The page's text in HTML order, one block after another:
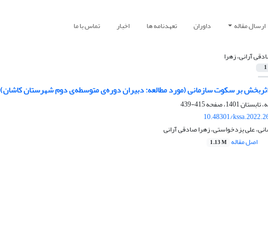
ارسال مقاله داوران تعهدنامه ها اخبار تماس با ما
آرانی، زهرا
1
اثربخش بر سکوت سازمانی (مورد مطالعه: دبیران دوره‌ی متوسطه‌ی دوم شهرستان کاشان)
415-439
10.48301/
علی یزدخواستی، زهرا صادقی آرانی
اصل مقاله 1.13 M